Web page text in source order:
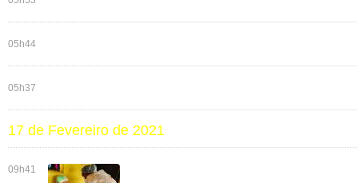
05h44
05h37
17 de Fevereiro de 2021
09h41